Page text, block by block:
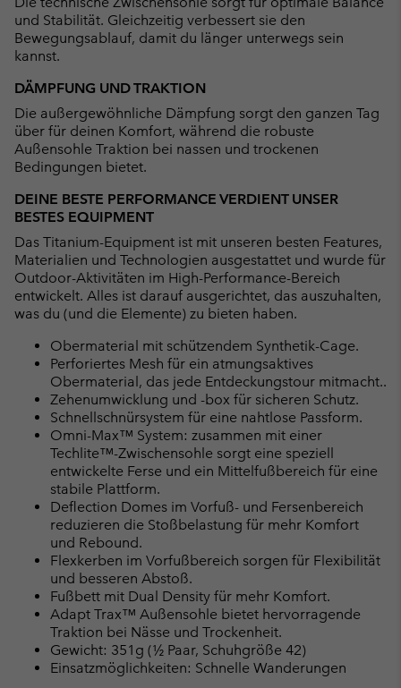
und Stabilität. Gleichzeitig verbessert sie den
Bewegungsablauf, damit du länger unterwegs sein
kannst.
DÄMPFUNG UND TRAKTION
Die außergewöhnliche Dämpfung sorgt den ganzen Tag
über für deinen Komfort, während die robuste
Außensohle Traktion bei nassen und trockenen
Bedingungen bietet.
DEINE BESTE PERFORMANCE VERDIENT UNSER
BESTES EQUIPMENT
Das Titanium-Equipment ist mit unseren besten Features,
Materialien und Technologien ausgestattet und wurde für
Outdoor-Aktivitäten im High-Performance-Bereich
entwickelt. Alles ist darauf ausgerichtet, das auszuhalten,
was du (und die Elemente) zu bieten haben.
Obermaterial mit schützendem Synthetik-Cage.
Perforiertes Mesh für ein atmungsaktives
Obermaterial, das jede Entdeckungstour mitmacht..
Zehenumwicklung und -box für sicheren Schutz.
Schnellschnürsystem für eine nahtlose Passform.
Omni-Max™ System: zusammen mit einer
Techlite™-Zwischensohle sorgt eine speziell
entwickelte Ferse und ein Mittelfußbereich für eine
stabile Plattform.
Deflection Domes im Vorfuß- und Fersenbereich
reduzieren die Stoßbelastung für mehr Komfort
und Rebound.
Flexkerben im Vorfußbereich sorgen für Flexibilität
und besseren Abstoß.
Fußbett mit Dual Density für mehr Komfort.
Adapt Trax™ Außensohle bietet hervorragende
Traktion bei Nässe und Trockenheit.
Gewicht: 351g (½ Paar, Schuhgröße 42)
Einsatzmöglichkeiten: Schnelle Wanderungen